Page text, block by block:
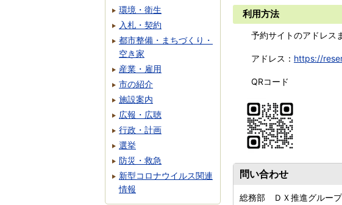
利用方法
予約サイトのアドレス
アドレス： https://
QRコード
問い合わせ
総務部 ＤＸ推進グループ
環境・衛生
入札・契約
都市整備・まちづくり・
空き家
産業・雇用
市の紹介
施設案内
広報・広聴
行政・計画
選挙
防災・救急
新型コロナウイルス関連
情報